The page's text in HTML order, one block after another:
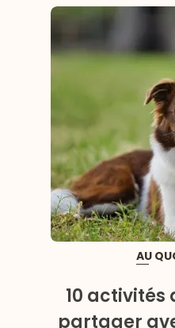
AU
10 activités
partager